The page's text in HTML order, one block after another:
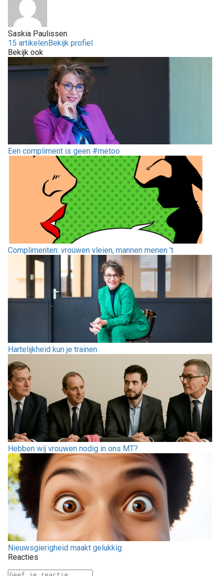
Saskia Paulissen
15 artikelenBekijk profiel
Bekijk ook
Een compliment is geen #metoo
Complimenten: vrouwen vleien, mannen menen 't
Hartelijkheid kun je trainen
Hebben wij vrouwen nodig in ons MT?
Nieuwsgierigheid maakt gelukkig
Reacties